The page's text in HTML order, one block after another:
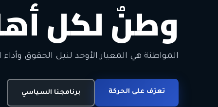
وطنٌ لكل
المواطنة هي المعيار الأوحد لنيل الحقوق وأداء
تعرّف على الحركة برنامجنا السياسي
معاً من أجل
الحرية • الوحدة • السلام • الديمقراطية
انضم للحركة اتصل بنا